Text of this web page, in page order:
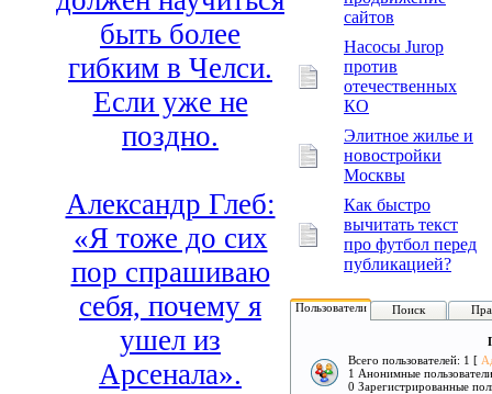
быть более
гибким в Челси.
Если уже не
поздно.
Александр Глеб:
«Я тоже до сих
пор спрашиваю
себя, почему я
ушел из
Арсенала».
сайтов
Насосы Jurop
против
отечественных
КО
Элитное жилье и
новостройки
Москвы
Как быстро
вычитать текст
про футбол перед
публикацией?
Пользователи Поиск
Всего пользователей: 1 [
1 Анонимные пользователи
0 Зарегистрированные